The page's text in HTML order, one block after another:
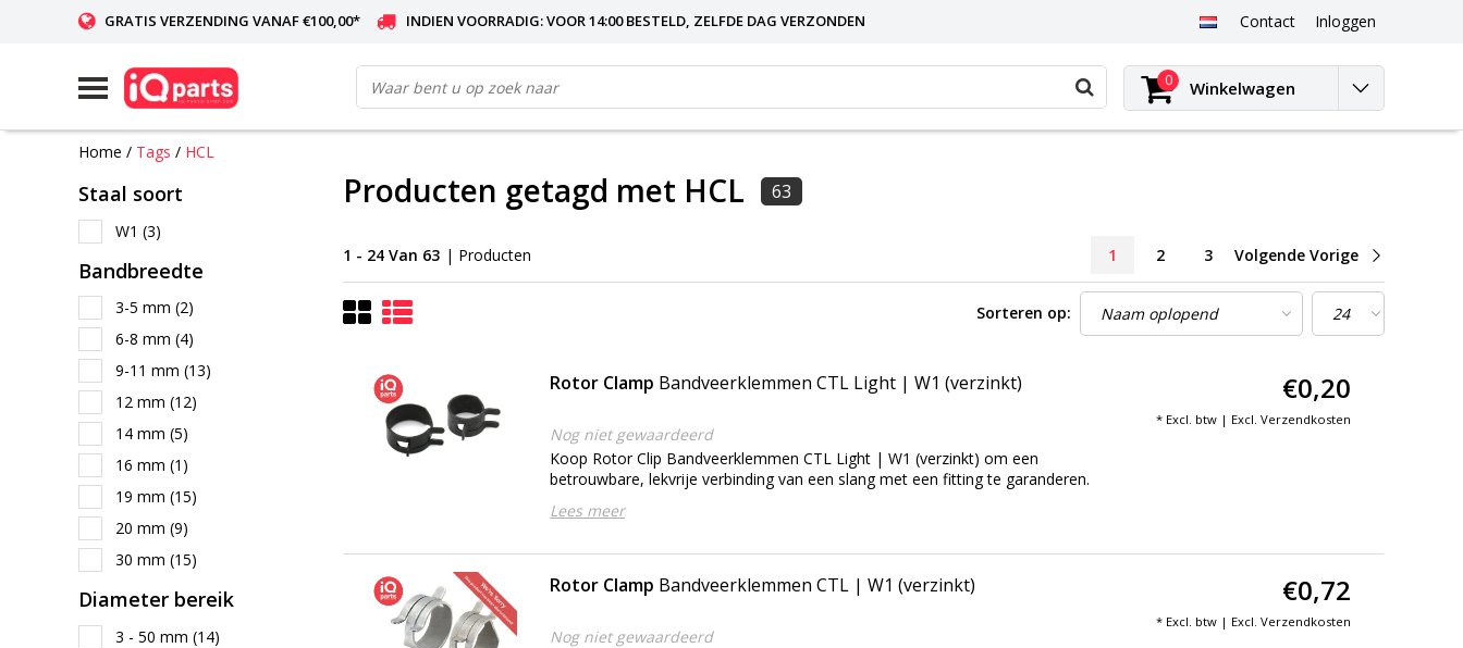
GRATIS VERZENDING VANAF €100,00* INDIEN VOORRADIG: VOOR 14:00 BESTELD, ZELFDE DAG VERZONDEN Contact Inloggen
0 Winkelwagen
Home / Tags / HCL
Staal soort
W1 (3)
Bandbreedte
3-5 mm (2)
6-8 mm (4)
9-11 mm (13)
12 mm (12)
14 mm (5)
16 mm (1)
19 mm (15)
20 mm (9)
30 mm (15)
Diameter bereik
3 - 50 mm (14)
Producten getagd met HCL 63
1 - 24 Van 63 | Producten 1 2 3 Volgende Vorige
Sorteren op:
Rotor Clamp Bandveerklemmen CTL Light | W1 (verzinkt)
Nog niet gewaardeerd
Koop Rotor Clip Bandveerklemmen CTL Light | W1 (verzinkt) om een ​​
betrouwbare, lekvrije verbinding van een slang met een fitting te garanderen.
Lees meer
€0,20
* Excl. btw | Excl. Verzendkosten
Rotor Clamp Bandveerklemmen CTL | W1 (verzinkt)
Nog niet gewaardeerd
€0,72
* Excl. btw | Excl. Verzendkosten